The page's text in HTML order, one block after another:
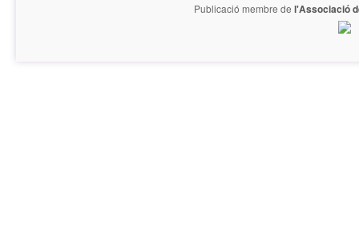
Publicació membre de l'Associació